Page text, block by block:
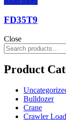
FD35T9
Close
Search
for:
Product
Bulldozer
Crane
Crawler